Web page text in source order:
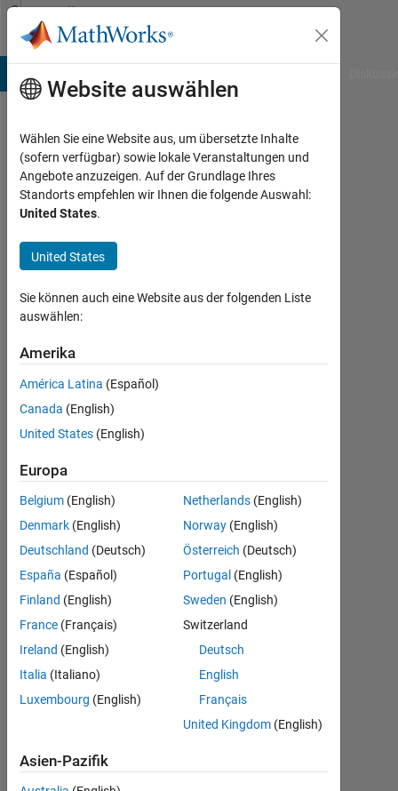
Weiter zum Inhalt
Community
Profile
Yoann
Romagne
Last
mehr
als 2
Jahre
Followers:
0
Following:
Follow
Abzeichen
Website auswählen
Wählen Sie eine Website aus, um übersetzte Inhalte
(sofern verfügbar) sowie lokale Veranstaltungen und
Angebote anzuzeigen. Auf der Grundlage Ihres
Standorts empfehlen wir Ihnen die folgende Auswahl:
United States.
United States
Sie können auch eine Website aus der folgenden Liste
auswählen:
Amerika
América Latina (Español)
Canada (English)
United States (English)
Europa
Belgium (English)
Denmark (English)
Deutschland (Deutsch)
España (Español)
Finland (English)
France (Français)
Ireland (English)
Italia (Italiano)
Luxembourg (English)
Netherlands (English)
Norway (English)
Österreich (Deutsch)
Portugal (English)
Sweden (English)
Switzerland
Deutsch
English
Français
United Kingdom (English)
Asien-Pazifik